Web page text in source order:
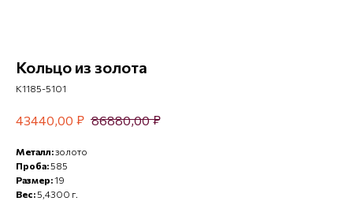
Кольцо из золота
К1185-5101
43440,00 ₽ 86880,00 ₽
Металл:золото
Проба:585
Размер:19
Вес:5,4300 г.